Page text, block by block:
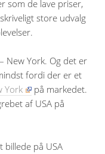
som de lave priser,
store udvalg
New York. Og det er
fordi der er et
York
på markedet.
af USA på
på USA